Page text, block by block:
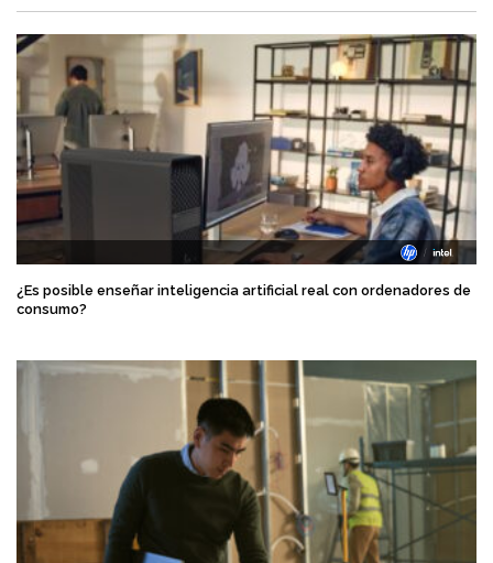
¿Es posible enseñar inteligencia artificial real con ordenadores de
consumo?